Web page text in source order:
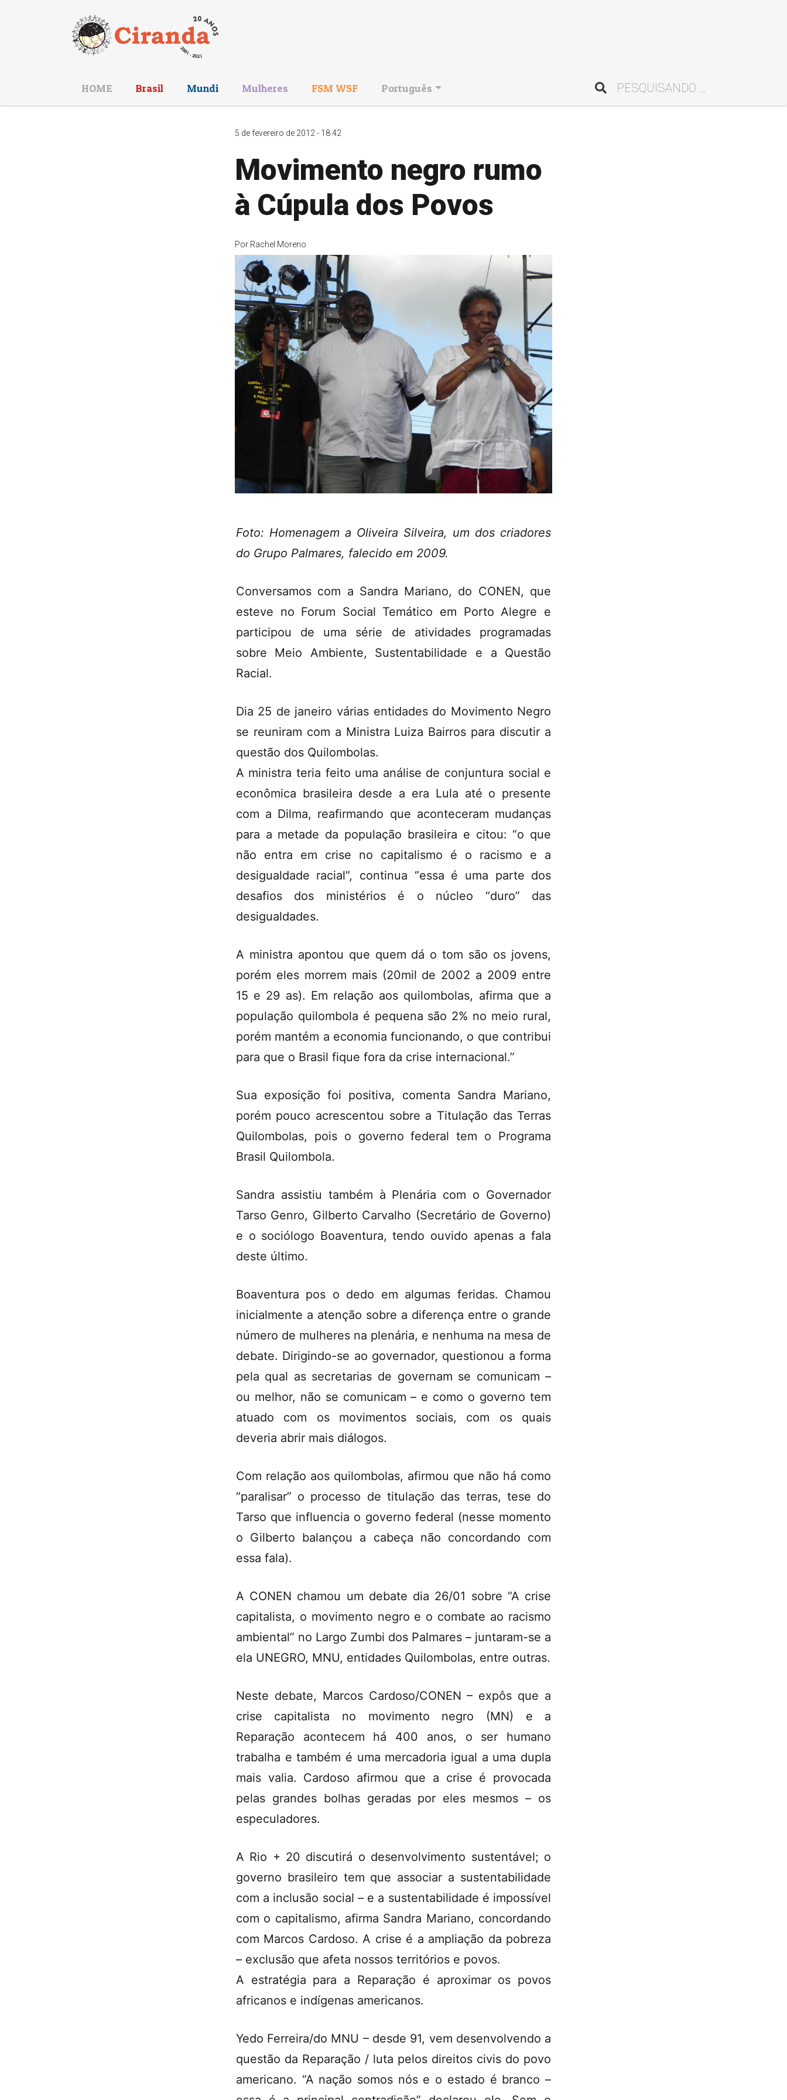
HOME Brasil Mundi Mulheres FSM WSF Português
5 de fevereiro de 2012 - 18:42
Movimento negro rumo
à Cúpula dos Povos
Por Rachel Moreno
Foto: Homenagem a Oliveira Silveira, um dos criadores
do Grupo Palmares, falecido em 2009.
Conversamos com a Sandra Mariano, do CONEN, que
esteve no Forum Social Temático em Porto Alegre e
participou de uma série de atividades programadas
sobre Meio Ambiente, Sustentabilidade e a Questão
Racial.
Dia 25 de janeiro várias entidades do Movimento Negro
se reuniram com a Ministra Luiza Bairros para discutir a
questão dos Quilombolas.
A ministra teria feito uma análise de conjuntura social e
econômica brasileira desde a era Lula até o presente
com a Dilma, reafirmando que aconteceram mudanças
para a metade da população brasileira e citou: “o que
não entra em crise no capitalismo é o racismo e a
desigualdade racial”, continua “essa é uma parte dos
desafios dos ministérios é o núcleo “duro” das
desigualdades.
A ministra apontou que quem dá o tom são os jovens,
porém eles morrem mais (20mil de 2002 a 2009 entre
15 e 29 as). Em relação aos quilombolas, afirma que a
população quilombola é pequena são 2% no meio rural,
porém mantém a economia funcionando, o que contribui
para que o Brasil fique fora da crise internacional.”
Sua exposição foi positiva, comenta Sandra Mariano,
porém pouco acrescentou sobre a Titulação das Terras
Quilombolas, pois o governo federal tem o Programa
Brasil Quilombola.
Sandra assistiu também à Plenária com o Governador
Tarso Genro, Gilberto Carvalho (Secretário de Governo)
e o sociólogo Boaventura, tendo ouvido apenas a fala
deste último.
Boaventura pos o dedo em algumas feridas. Chamou
inicialmente a atenção sobre a diferença entre o grande
número de mulheres na plenária, e nenhuma na mesa de
debate. Dirigindo-se ao governador, questionou a forma
pela qual as secretarias de governam se comunicam –
ou melhor, não se comunicam – e como o governo tem
atuado com os movimentos sociais, com os quais
deveria abrir mais diálogos.
Com relação aos quilombolas, afirmou que não há como
“paralisar” o processo de titulação das terras, tese do
Tarso que influencia o governo federal (nesse momento
o Gilberto balançou a cabeça não concordando com
essa fala).
A CONEN chamou um debate dia 26/01 sobre “A crise
capitalista, o movimento negro e o combate ao racismo
ambiental” no Largo Zumbi dos Palmares – juntaram-se a
ela UNEGRO, MNU, entidades Quilombolas, entre outras.
Neste debate, Marcos Cardoso/CONEN – expôs que a
crise capitalista no movimento negro (MN) e a
Reparação acontecem há 400 anos, o ser humano
trabalha e também é uma mercadoria igual a uma dupla
mais valia. Cardoso afirmou que a crise é provocada
pelas grandes bolhas geradas por eles mesmos – os
especuladores.
A Rio + 20 discutirá o desenvolvimento sustentável; o
governo brasileiro tem que associar a sustentabilidade
com a inclusão social – e a sustentabilidade é impossível
com o capitalismo, afirma Sandra Mariano, concordando
com Marcos Cardoso. A crise é a ampliação da pobreza
– exclusão que afeta nossos territórios e povos.
A estratégia para a Reparação é aproximar os povos
africanos e indígenas americanos.
Yedo Ferreira/do MNU – desde 91, vem desenvolvendo a
questão da Reparação / luta pelos direitos civis do povo
americano. “A nação somos nós e o estado é branco –